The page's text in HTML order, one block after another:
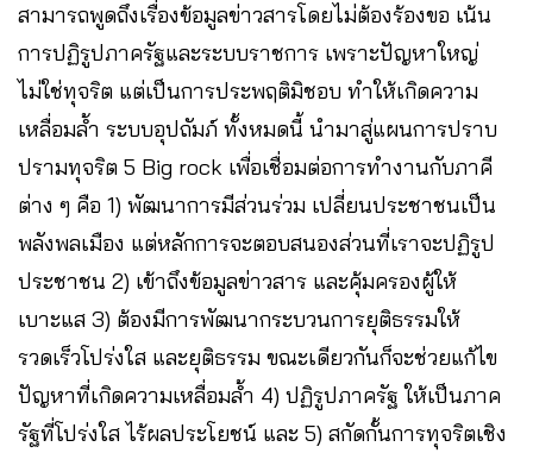
สามารถพูดถึงเรื่องข้อมูลข่าวสารโดยไม่ต้องร้องขอ เน้น
การปฏิรูปภาครัฐและระบบราชการ เพราะปัญหาใหญ่
ไม่ใช่ทุจริต แต่เป็นการประพฤติมิชอบ ทำให้เกิดความ
เหลื่อมล้ำ ระบบอุปถัมภ์ ทั้งหมดนี้ นำมาสู่แผนการปราบ
ปรามทุจริต 5 Big rock เพื่อเชื่อมต่อการทำงานกับภาคี
ต่าง ๆ คือ 1) พัฒนาการมีส่วนร่วม เปลี่ยนประชาชนเป็น
พลังพลเมือง แต่หลักการจะตอบสนองส่วนที่เราจะปฏิรูป
ประชาชน 2) เข้าถึงข้อมูลข่าวสาร และคุ้มครองผู้ให้
เบาะแส 3) ต้องมีการพัฒนากระบวนการยุติธรรมให้
รวดเร็วโปร่งใส และยุติธรรม ขณะเดียวกันก็จะช่วยแก้ไข
ปัญหาที่เกิดความเหลื่อมล้ำ 4) ปฏิรูปภาครัฐ ให้เป็นภาค
รัฐที่โปร่งใส ไร้ผลประโยชน์ และ 5) สกัดกั้นการทุจริตเชิง